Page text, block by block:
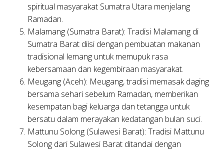
spiritual masyarakat Sumatra Utara menjelang
Ramadan.
Malamang (Sumatra Barat): Tradisi Malamang di
Sumatra Barat diisi dengan pembuatan makanan
tradisional lemang untuk memupuk rasa
kebersamaan dan kegembiraan masyarakat.
Meugang (Aceh): Meugang, tradisi memasak daging
bersama sehari sebelum Ramadan, memberikan
kesempatan bagi keluarga dan tetangga untuk
bersatu dalam merayakan kedatangan bulan suci.
Mattunu Solong (Sulawesi Barat): Tradisi Mattunu
Solong dari Sulawesi Barat ditandai dengan